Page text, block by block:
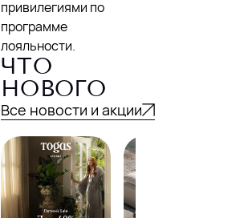
привилегиями по
программе
лояльности.
ЧТО
НОВОГО
Все новости и акции